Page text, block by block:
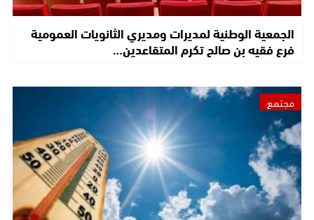
الجمعية الوطنية لمديرات ومديري الثانويات العمومية
فرع فقيه بن صالح تكرم المتقاعدين…
مجتمع